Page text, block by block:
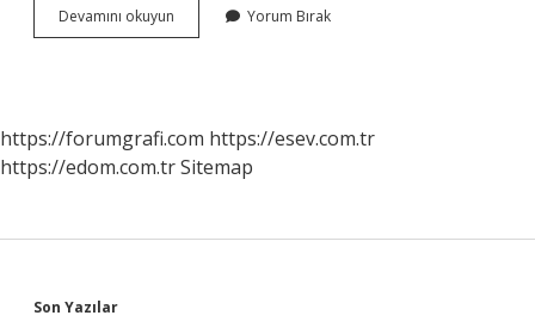
Devamını okuyun Hidrolik
Pompa
Yorum Bırak
https://forumgrafi.com https://esev.com.tr
https://edom.com.trSitemap
Son Yazılar